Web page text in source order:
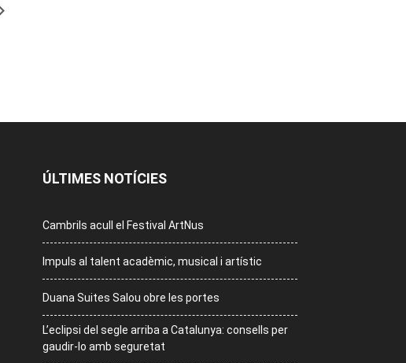
ÚLTIMES NOTÍCIES
Cambrils acull el Festival ArtNus
Impuls al talent acadèmic, musical i artístic
Duana Suites Salou obre les portes
L’eclipsi del segle arriba a Catalunya: consells per
gaudir-lo amb seguretat